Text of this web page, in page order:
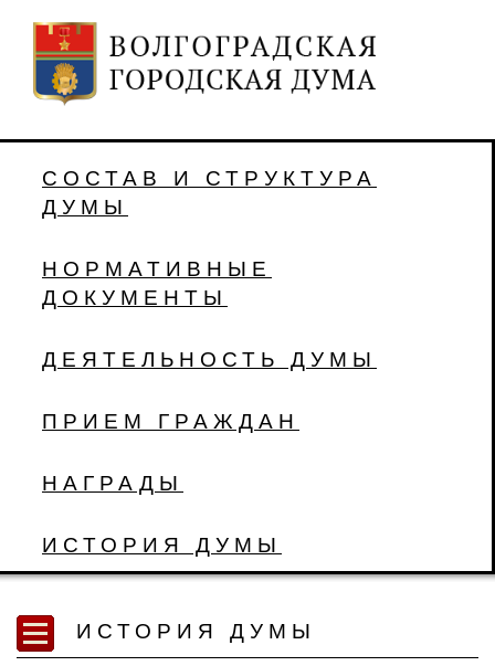
СОСТАВ И СТРУКТУРА
ДУМЫ
НОРМАТИВНЫЕ
ДОКУМЕНТЫ
ДЕЯТЕЛЬНОСТЬ ДУМЫ
ПРИЕМ ГРАЖДАН
НАГРАДЫ
ИСТОРИЯ ДУМЫ
ИСТОРИЯ ДУМЫ